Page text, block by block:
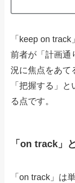
「keep on
前者が「計画通
況に焦点をあて
「把握する」
る点です。
「on track」
「on track」は